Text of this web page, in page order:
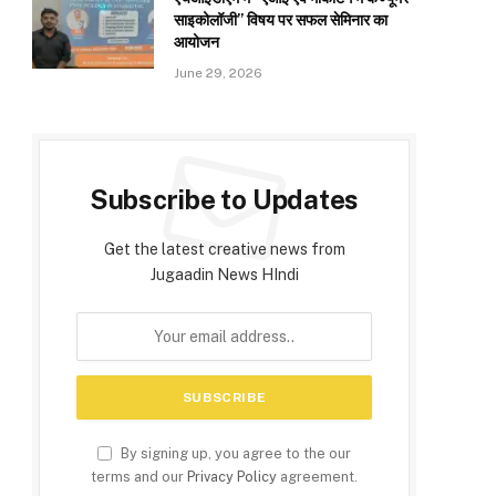
साइकोलॉजी” विषय पर सफल सेमिनार का
आयोजन
June 29, 2026
Subscribe to Updates
Get the latest creative news from
Jugaadin News HIndi
By signing up, you agree to the our
terms and our Privacy Policy agreement.